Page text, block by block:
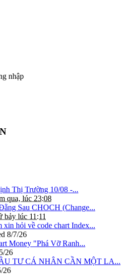
nhập
Thị Trường 10/08 -...
qua, lúc 23:08
Sau CHOCH (Change...
bảy lúc 11:11
xin hỏi về code chart Index...
8/7/26
Money "Phá Vỡ Ranh...
26
TƯ CÁ NHÂN CẦN MỘT LA...
26